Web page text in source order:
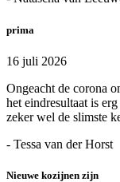
prima
16 juli 2026
Ongeacht de corona
het eindresultaat is
zeker wel de slimste
- Tessa van der Horst
Nieuwe kozijnen zijn